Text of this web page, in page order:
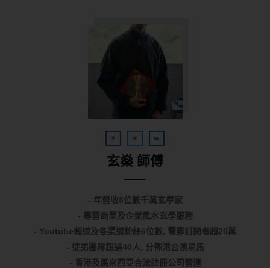
玄燊 師傅
- 年營收8位數千萬玄學家
- 專營商業及企業風水玄學服務
- Youtube頻道及各渠道粉絲6位數, 電郵訂閱者超20萬
- 徒弟團隊超過40人, 分佈港台澳星馬
- 香港及馬來西亞合法註冊公司營運